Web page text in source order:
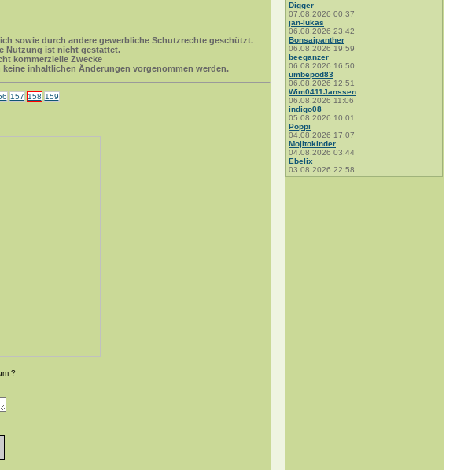
sowie durch andere gewerbliche Schutzrechte geschützt.
Nutzung ist nicht gestattet.
kommerzielle Zwecke
inhaltlichen Änderungen vorgenommen werden.
157 158 159
?
Digger
07.08.2026 00:37
jan-lukas
06.08.2026 23:42
Bonsaipanther
06.08.2026 19:59
beeganzer
06.08.2026 16:50
umbepod83
06.08.2026 12:51
Wim0411Janssen
06.08.2026 11:06
indigo08
05.08.2026 10:01
Poppi
04.08.2026 17:07
Mojitokinder
04.08.2026 03:44
Ebelix
03.08.2026 22:58